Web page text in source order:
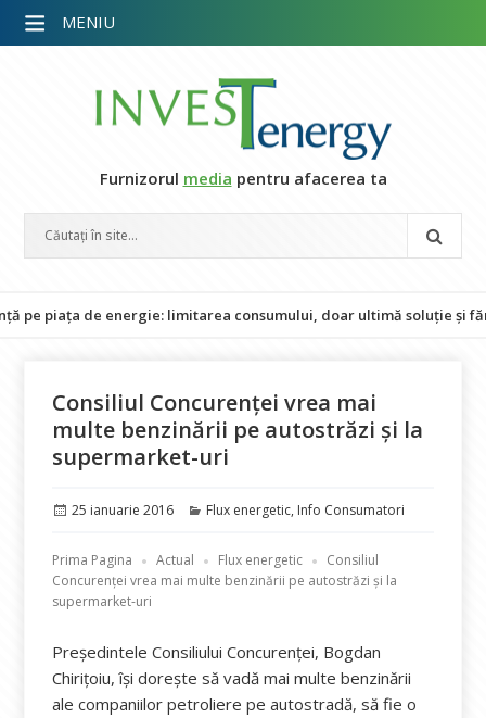
Furnizorul media pentru afacerea ta
de energie: limitarea consumului, doar ultimă soluție și fără
Consiliul Concurenței vrea mai
multe benzinării pe autostrăzi și la
supermarket-uri
Publicat
25 ianuarie 2016 Categorii
Flux energetic, Info Consumatori
Prima Pagina Actual Flux energetic
Consiliul
Concurenței vrea mai multe benzinării pe autostrăzi și la
supermarket-uri
Președintele Consiliului Concurenței, Bogdan
Chirițoiu, își dorește să vadă mai multe benzinării
ale companiilor petroliere pe autostradă, să fie o
MENIU